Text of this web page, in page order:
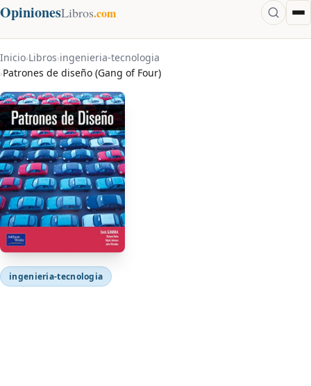
OpinionesLibros.com
Inicio›Libros›ingenieria-tecnologia
›Patrones de diseño (Gang of Four)
ingenieria-tecnologia